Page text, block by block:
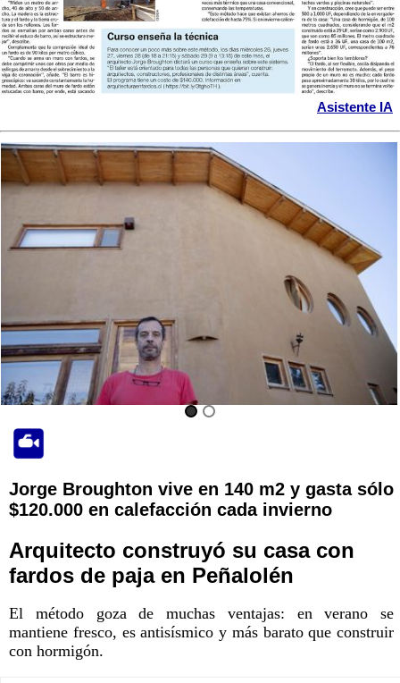
Asistente IA
Jorge Broughton vive en 140 m2 y gasta sólo
$120.000 en calefacción cada invierno
Arquitecto construyó su casa con
fardos de paja en Peñalolén
El método goza de muchas ventajas: en verano se
mantiene fresco, es antisísmico y más barato que construir
con hormigón.